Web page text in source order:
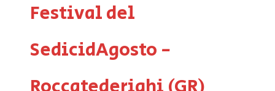
Festival del
SedicidAgosto -